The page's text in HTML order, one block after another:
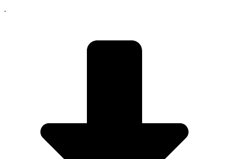
.